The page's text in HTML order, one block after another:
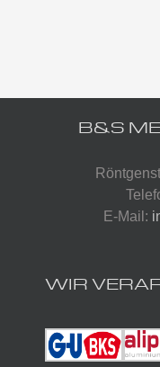
B&S
E-Mail:
WIR